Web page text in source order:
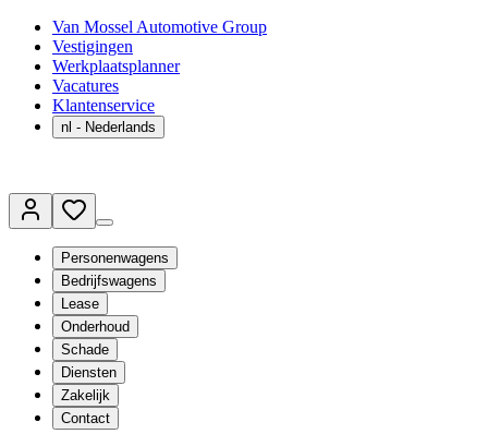
Van Mossel Automotive Group
Vestigingen
Werkplaatsplanner
Vacatures
Klantenservice
nl - Nederlands
Personenwagens
Bedrijfswagens
Lease
Onderhoud
Schade
Diensten
Zakelijk
Contact